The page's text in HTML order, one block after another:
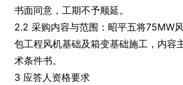
书面同意，工期不予顺延。
2.2 采购内容与范围：昭平五将75MW
包工程风机基础及箱变基础施工，内容
术条件书。
3 应答人资格要求